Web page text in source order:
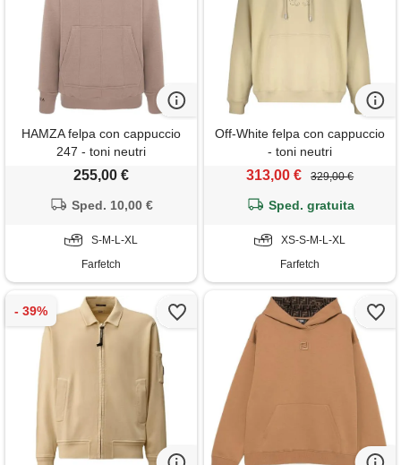
HAMZA felpa con cappuccio
247 - toni neutri
255,00 €
Sped. 10,00 €
S-M-L-XL
Farfetch
Off-White felpa con cappuccio
- toni neutri
313,00 € 329,00 €
Sped. gratuita
XS-S-M-L-XL
Farfetch